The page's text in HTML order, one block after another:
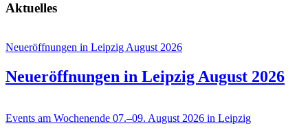
Aktuelles
Neueröffnungen in Leipzig August 2026
Neueröffnungen in Leipzig August 2026
Events am Wochenende 07.–09. August 2026 in Leipzig